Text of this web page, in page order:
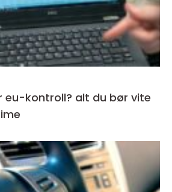
eu-kontroll? alt du bør vite